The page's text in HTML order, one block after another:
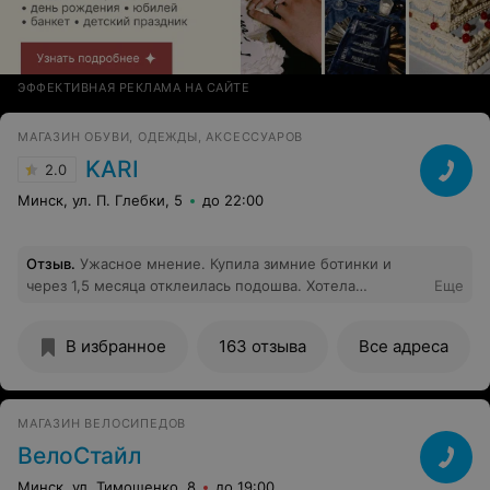
ЭФФЕКТИВНАЯ РЕКЛАМА НА САЙТЕ
МАГАЗИН ОБУВИ, ОДЕЖДЫ, АКСЕССУАРОВ
2.0 KARI
Минск, ул. П. Глебки, 5 до 22:00
Отзыв. Ужасное мнение. Купила зимние ботинки и
через 1,5 месяца отклеилась подошва. Хотела
делать экспертизу.
Еще
В избранное 163 отзыва Все адреса
МАГАЗИН ВЕЛОСИПЕДОВ
ВелоСтайл